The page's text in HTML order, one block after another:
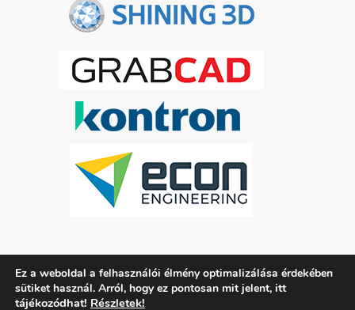
ADATKEZELÉSI TÁJÉKOZTATÓ
Ez a weboldal a felhasználói élmény optimalizálása érdekében
sütiket használ. Arról, hogy ez pontosan mit jelent, itt
tájékozódhat! Részletek!